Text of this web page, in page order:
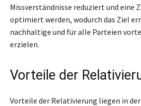
Missverständnisse reduziert und eine
optimiert werden, wodurch das Ziel
nachhaltige und für alle Parteien
erzielen.
Vorteile der
Vorteile der Relativierung liegen in